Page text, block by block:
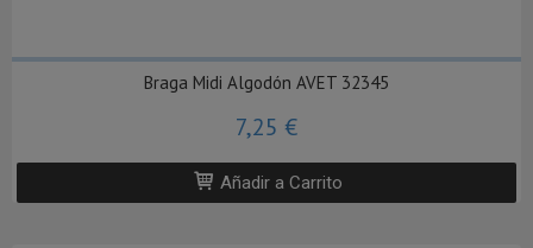
Braga Midi Algodón AVET 32345
7,25 €
Añadir a Carrito